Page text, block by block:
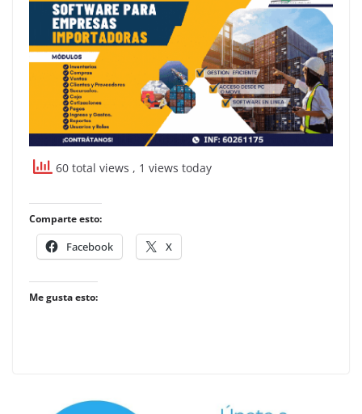
60 total views , 1 views today
Comparte esto:
Facebook X
Me gusta esto: